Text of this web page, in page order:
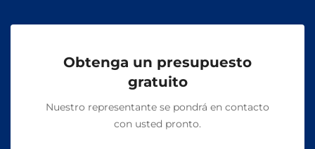
Obtenga un presupuesto
gratuito
Nuestro representante se pondrá en contacto
con usted pronto.